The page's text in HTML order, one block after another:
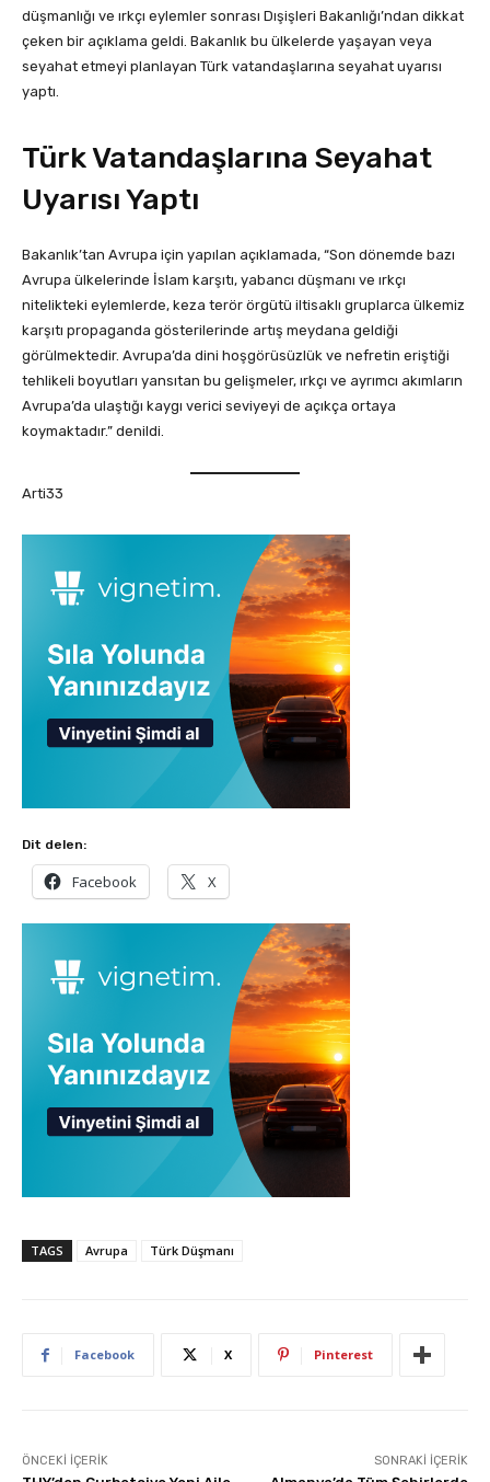
düşmanlığı ve ırkçı eylemler sonrası Dışişleri Bakanlığı’ndan dikkat
çeken bir açıklama geldi. Bakanlık bu ülkelerde yaşayan veya
seyahat etmeyi planlayan Türk vatandaşlarına seyahat uyarısı
yaptı.
Türk Vatandaşlarına Seyahat
Uyarısı Yaptı
Bakanlık’tan Avrupa için yapılan açıklamada, “Son dönemde bazı
Avrupa ülkelerinde İslam karşıtı, yabancı düşmanı ve ırkçı
nitelikteki eylemlerde, keza terör örgütü iltisaklı gruplarca ülkemiz
karşıtı propaganda gösterilerinde artış meydana geldiği
görülmektedir. Avrupa’da dini hoşgörüsüzlük ve nefretin eriştiği
tehlikeli boyutları yansıtan bu gelişmeler, ırkçı ve ayrımcı akımların
Avrupa’da ulaştığı kaygı verici seviyeyi de açıkça ortaya
koymaktadır.” denildi.
Arti33
Dit delen:
Facebook X
TAGS Avrupa Türk Düşmanı
Facebook X Pinterest
ÖNCEKI İÇERIK SONRAKI İÇERIK